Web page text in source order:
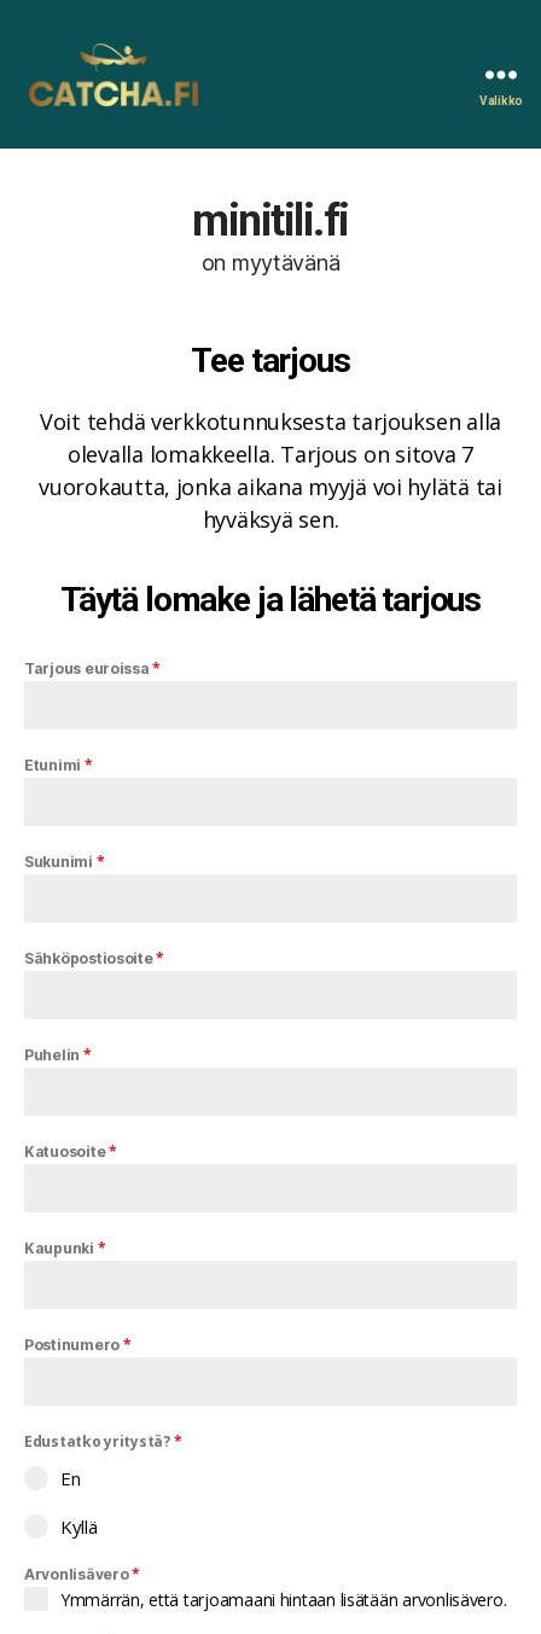
Valikko
minitili.fi
on myytävänä
Tee tarjous
Voit tehdä verkkotunnuksesta tarjouksen alla
olevalla lomakkeella. Tarjous on sitova 7
vuorokautta, jonka aikana myyjä voi hylätä tai
hyväksyä sen.
Täytä lomake ja lähetä tarjous
Tarjous euroissa*
Etunimi *
Sukunimi *
Sähköpostiosoite*
Puhelin *
Katuosoite*
Kaupunki *
Postinumero *
Edustatko yritystä?*
En
Kyllä
Arvonlisävero*
Ymmärrän, että tarjoamaani hintaan lisätään arvonlisävero.